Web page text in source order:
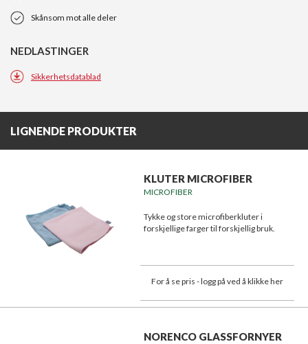
Skånsom mot alle deler
NEDLASTINGER
Sikkerhetsdatablad
LIGNENDE PRODUKTER
KLUTER MICROFIBER
MICROFIBER
Tykke og store microfiberkluter i
forskjellige farger til forskjellig bruk.
For å se pris - logg på ved å klikke her
NORENCO GLASSFORNYER